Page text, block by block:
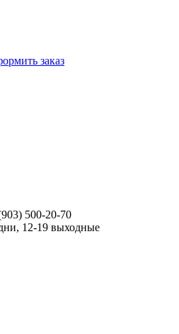
заказ
500-20-70
12-19 выходные